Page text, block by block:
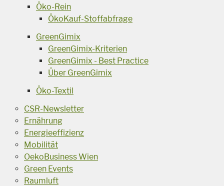
Öko-Rein
ÖkoKauf-Stoffabfrage
GreenGimix
GreenGimix-Kriterien
GreenGimix - Best Practice
Über GreenGimix
Öko-Textil
CSR-Newsletter
Ernährung
Energieeffizienz
Mobilität
OekoBusiness Wien
Green Events
Raumluft